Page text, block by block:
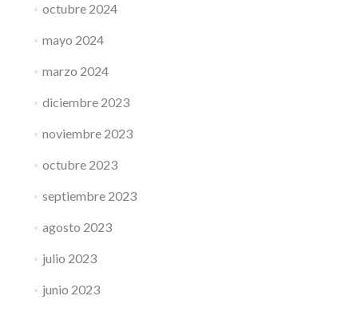
octubre 2024
mayo 2024
marzo 2024
diciembre 2023
noviembre 2023
octubre 2023
septiembre 2023
agosto 2023
julio 2023
junio 2023